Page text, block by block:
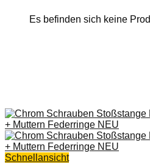
Es befinden sich keine
Schnellansicht